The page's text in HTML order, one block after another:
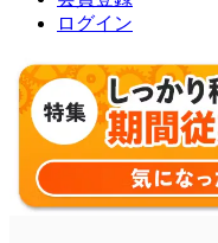
ログイン